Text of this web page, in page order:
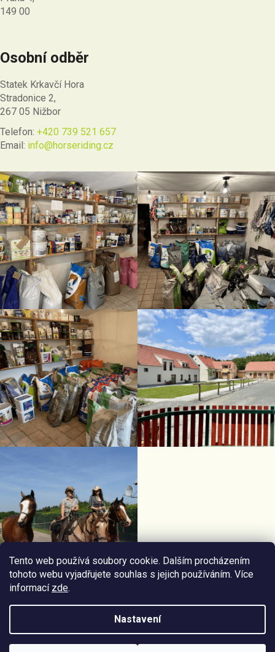
Tento web používá soubory cookie. Dalším procházením
tohoto webu vyjadřujete souhlas s jejich používáním. Více
informací zde.
Nastavení
149 00
Osobní odběr
Statek Krkavčí Hora
Stradonice 2,
267 05 Nižbor
Telefon: +420 739 521 657
Email: info@horseriding.cz